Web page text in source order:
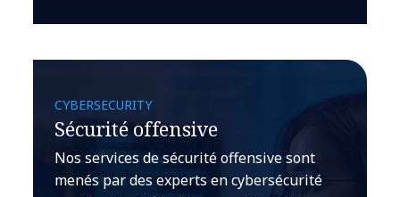
CYBERSECURITY
Sécurité offensive
Nos services de sécurité offensive sont
menés par des experts en cybersécurité